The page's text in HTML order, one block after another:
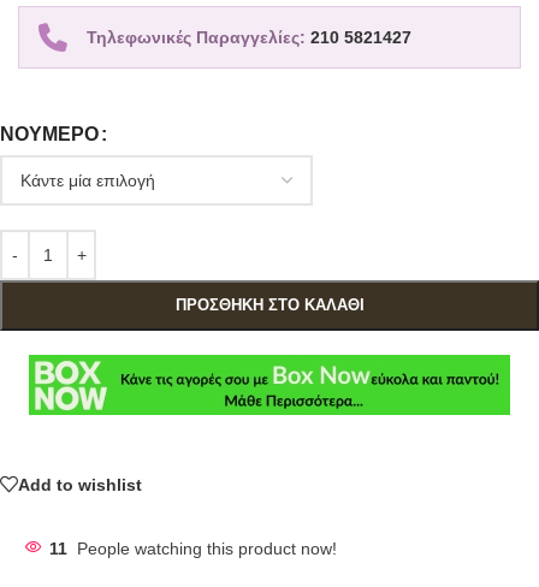
Τηλεφωνικές Παραγγελίες: 210 5821427
ΝΟΎΜΕΡΟ
ΠΡΟΣΘΉΚΗ ΣΤΟ ΚΑΛΆΘΙ
Add to wishlist
11 People watching this product now!